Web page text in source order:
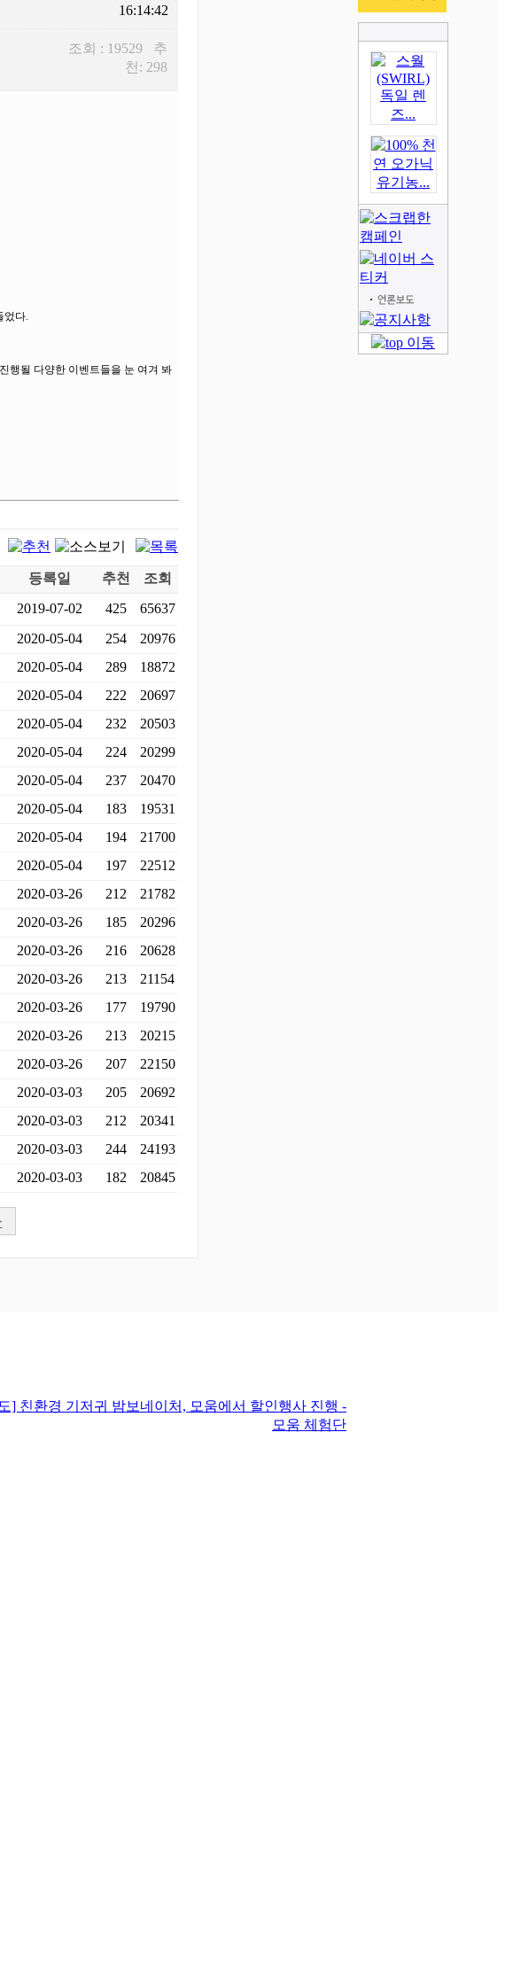
16:14:42
조회 : 19529 추
천: 298
었다.
행될 다양한 이벤트들을 눈 여겨 봐
등록일 추천
조회
2019-07-02 425
65637
2020-05-04 254
20976
2020-05-04 289
18872
2020-05-04 222
20697
2020-05-04 232
20503
2020-05-04 224
20299
2020-05-04 237
20470
2020-05-04 183
19531
2020-05-04 194
21700
2020-05-04 197
22512
2020-03-26 212
21782
2020-03-26 185
20296
2020-03-26 216
20628
2020-03-26 213
21154
2020-03-26 177
19790
2020-03-26 213
20215
2020-03-26 207
22150
2020-03-03 205
20692
2020-03-03 212
20341
2020-03-03 244
24193
2020-03-03 182 20845